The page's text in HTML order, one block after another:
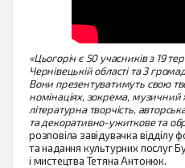
«Цьогоріч є 50 учасників з 19
Чернівецькій області та 3
Вони презентуватимуть свою
номінаціях, зокрема,
літературна творчість,
та декоративно-ужиткове та
розповіла завідувачка
та надання культурних послуг
і мистецтва Тетяна Антонюк.